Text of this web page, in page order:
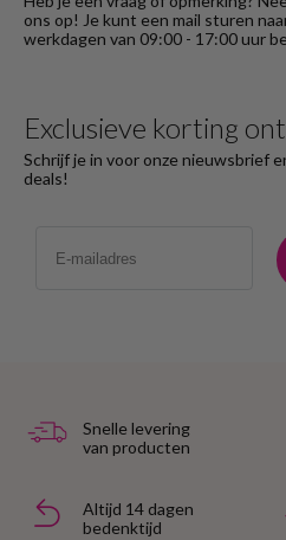
ons op! Je kunt een mail sturen
werkdagen van 09:00 - 17:00 uur
Exclusieve korting
Schrijf je in voor onze nieuwsbrief
deals!
Snelle levering
van producten
Altijd 14 dagen
bedenktijd